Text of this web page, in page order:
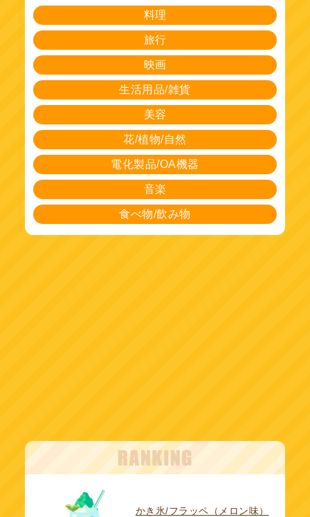
料理
旅行
映画
生活用品/雑貨
美容
花/植物/自然
電化製品/OA機器
音楽
食べ物/飲み物
かき氷/フラッペ（メロン味）